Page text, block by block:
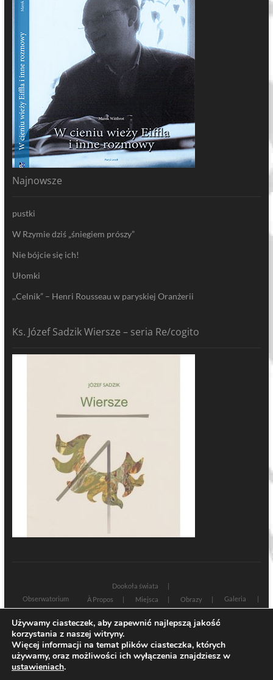
Najnowsze
pustki
W Rzymie dziś „śniegiem prószy”
Nie bójcie się ich!
Ułomki
,,Celnik” – Henri Rousseau w paryskiej Oranżerii
Ks. Józef Sadzik Wiersze – seria Re/cogito
Dookoła świata
Obserwatorium
À Propos Miejsca Obrazy
Galeria
Sacrum profanum
Zamyślenia
Teksty
Znaki czasu
Rozmowy
| Designed by:Theme Freesia
Używamy ciasteczek, aby zapewnić najlepszą jakość
korzystania z naszej witryny.
Więcej informacji na temat plików ciasteczka, których
używamy, oraz możliwości ich wyłączenia znajdziesz w
ustawieniach.